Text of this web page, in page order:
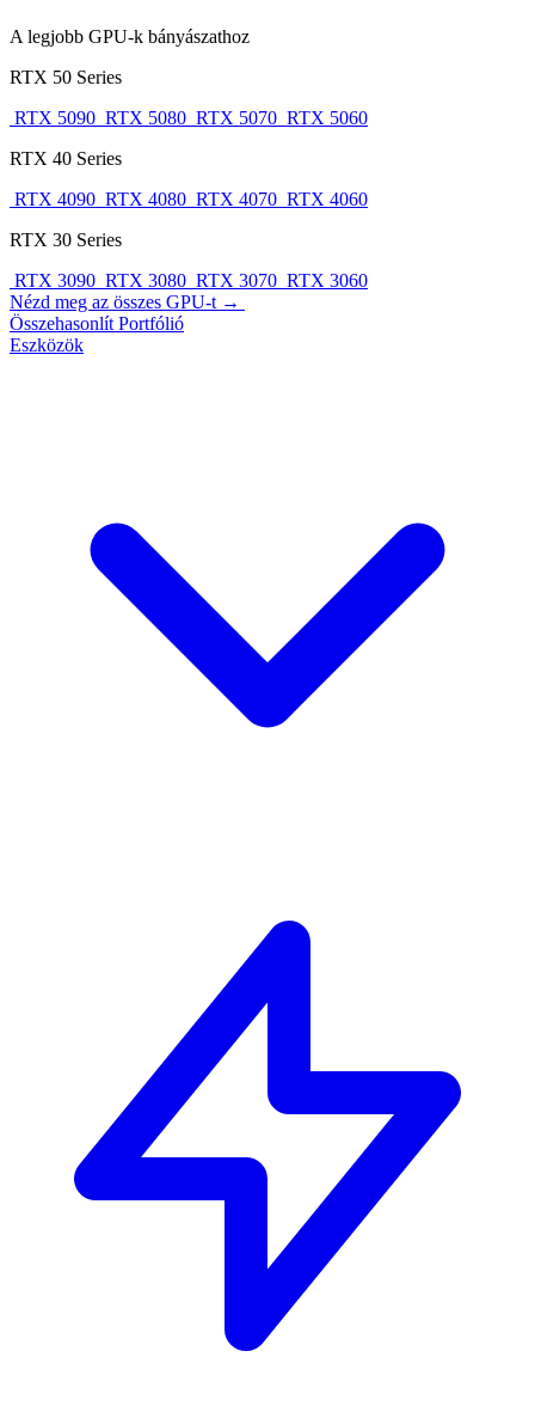
A legjobb GPU-k bányászathoz
RTX 50 Series
RTX 5090 RTX 5080 RTX 5070 RTX 5060
RTX 40 Series
RTX 4090 RTX 4080 RTX 4070 RTX 4060
RTX 30 Series
RTX 3090 RTX 3080 RTX 3070 RTX 3060
Nézd meg az összes GPU-t →
Összehasonlít Portfólió
Eszközök